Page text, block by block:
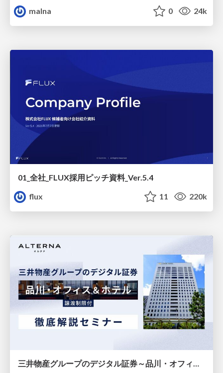
malna
0 24k
01_全社_FLUX採用ピッチ資料_Ver.5.4
flux
11 220k